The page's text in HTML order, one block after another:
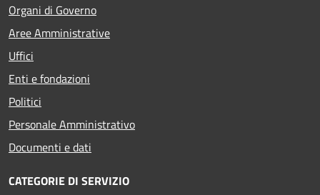
Organi di Governo
Aree Amministrative
Uffici
Enti e fondazioni
Politici
Personale Amministrativo
Documenti e dati
CATEGORIE DI SERVIZIO